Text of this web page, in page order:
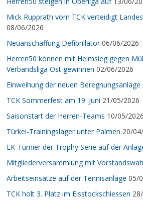
Mick Rupprath vom TCK verteidigt
08/06/2026
Neuanschaffung Defibrillator 06/06/2026
Herren50 können mit Heimsieg gegen
Verbandsliga Ost gewinnen 02/06/2026
Einweihung der neuen Beregnungsanlage
TCK Sommerfest am 19. Juni 21/05/2026
Saisonstart der Herren-Teams 10/05/2026
Türkei-Trainingslager unter Palmen 20/
LK-Turnier der Trophy Serie auf der
Mitgliederversammlung mit
Arbeitseinsätze auf der Tennisanlage 05/
TCK holt 3. Platz im Eisstockschiessen